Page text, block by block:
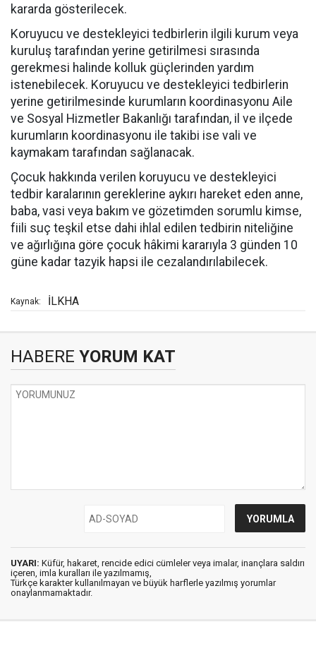
kararda gösterilecek.
Koruyucu ve destekleyici tedbirlerin ilgili kurum veya
kuruluş tarafından yerine getirilmesi sırasında
gerekmesi halinde kolluk güçlerinden yardım
istenebilecek. Koruyucu ve destekleyici tedbirlerin
yerine getirilmesinde kurumların koordinasyonu Aile
ve Sosyal Hizmetler Bakanlığı tarafından, il ve ilçede
kurumların koordinasyonu ile takibi ise vali ve
kaymakam tarafından sağlanacak.
Çocuk hakkında verilen koruyucu ve destekleyici
tedbir karalarının gereklerine aykırı hareket eden anne,
baba, vasi veya bakım ve gözetimden sorumlu kimse,
fiili suç teşkil etse dahi ihlal edilen tedbirin niteliğine
ve ağırlığına göre çocuk hâkimi kararıyla 3 günden 10
güne kadar tazyik hapsi ile cezalandırılabilecek.
Kaynak: İLKHA
HABERE YORUM KAT
UYARI: Küfür, hakaret, rencide edici cümleler veya imalar, inançlara saldırı
içeren, imla kuralları ile yazılmamış,
Türkçe karakter kullanılmayan ve büyük harflerle yazılmış yorumlar
onaylanmamaktadır.